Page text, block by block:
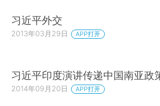
习近平外交
2013年03月29日 APP打开
习近平印度演讲传递中国南亚政
2014年09月20日 APP打开